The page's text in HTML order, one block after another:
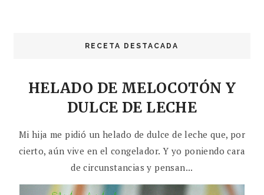
RECETA DESTACADA
HELADO DE MELOCOTÓN Y
DULCE DE LECHE
Mi hija me pidió un helado de dulce de leche que, por
cierto, aún vive en el congelador. Y yo poniendo cara
de circunstancias y pensan...